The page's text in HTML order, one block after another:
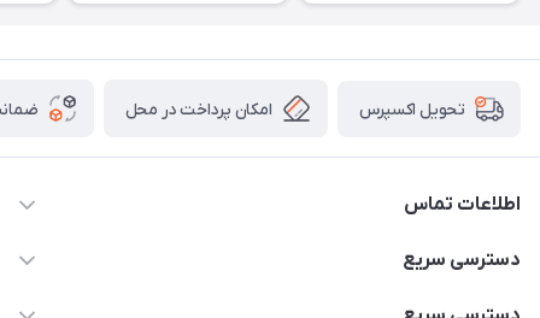
تحویل اکسپرس امکان پرداخت در محل
اطلاعات تماس
02166456492 - 09121933405
دسترسی سریع
خرید کیسه خواب